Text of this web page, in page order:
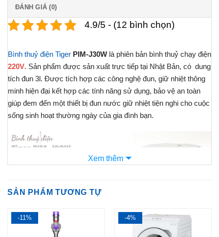
ĐÁNH GIÁ (0)
4.9/5 - (12 bình chọn)
Bình thuỷ điện Tiger PIM-J30W là phiên bản bình thuỷ chạy điện
220V. Sản phẩm được sản xuất trực tiếp tại Nhật Bản, có dung
tích đun 3l. Được tích hợp các công nghệ đun, giữ nhiệt thông
minh hiện đại kết hợp các tính năng sử dụng, bảo vệ an toàn
giúp đem đến một thiết bị đun nước giữ nhiệt tiện nghi cho cuộc
sống sinh hoạt thường ngày của gia đình bạn.
Xem thêm
SẢN PHẨM TƯƠNG TỰ
-11% -4%